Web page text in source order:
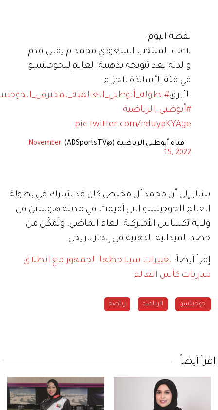
لقطة اليوم..
لاعب المنتخب السعودي محمد.م يقبل قدم
والدته بعد تتويجه بذهبية العالم للجوجيتسو
في فئة الأساتذة للحزام
الأزرق
#أبوظبي_الرياضية
pic.twitter.com/nduypKYAge
— قناة أبوظبي الرياضية (@ADSportsTV)
November
15, 2022
يشار إلى أن محمد آل مخلص كان قد شارك في بطولة
العالم للجوجيتسو التي أقيمت في مدينة هيوستن في
ولاية تكساس الأميركية العام الماضي، وتَمَكّن من
حصد الميدالية الذهبية في إنجاز تاريخي.
إقرأ أيضاً: تغييرات سيلاحظها الجمهور مع انطلاق
مباريات كأس العالم
جوجيتسو الرياضة رياضة
إقرأ أيضاً